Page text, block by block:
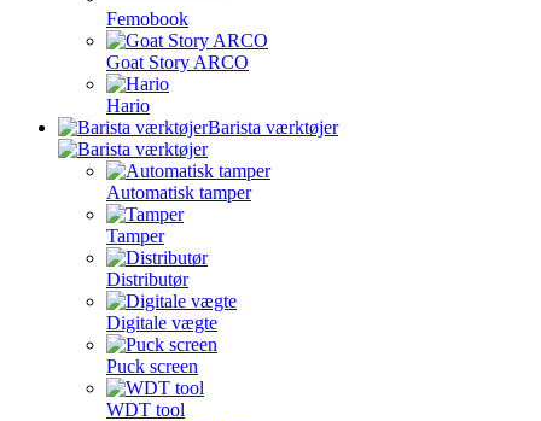
Femobook
Goat Story ARCO
Hario
Barista værktøjer
Automatisk tamper
Tamper
Distributør
Digitale vægte
Puck screen
WDT tool